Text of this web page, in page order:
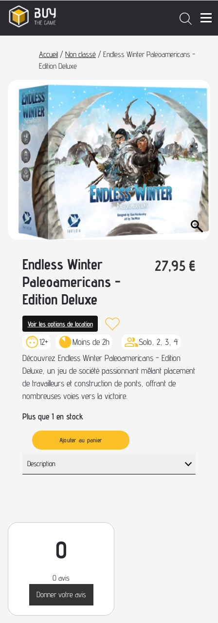
Accueil / Non classé / Endless Winter Paleoamericans -
Edition Deluxe
Endless Winter
Paleoamericans -
Edition Deluxe
27,95 €
Voir les options de location
12+ Moins de 2h
Solo, 2, 3, 4
Découvrez Endless Winter Paleoamericans - Edition
Deluxe, un jeu de société passionnant mêlant placement
de travailleurs et construction de ponts, offrant de
nombreuses voies vers la victoire.
Plus que 1 en stock
Ajouter au panier
Description
0
0 avis
Donner votre avis